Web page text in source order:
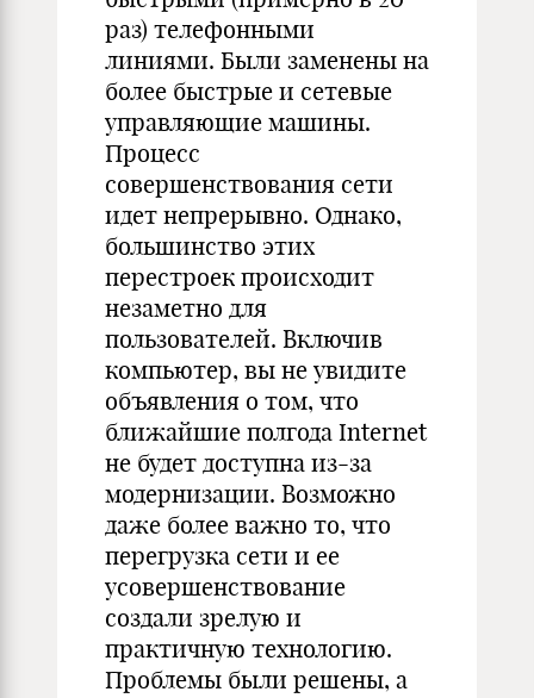
раз) телефонными
линиями. Были заменены на
более быстрые и сетевые
управляющие машины.
Процесс
совершенствования сети
идет непрерывно. Однако,
большинство этих
перестроек происходит
незаметно для
пользователей. Включив
компьютер, вы не увидите
объявления о том, что
ближайшие полгода Internet
не будет доступна из-за
модернизации. Возможно
даже более важно то, что
перегрузка сети и ее
усовершенствование
создали зрелую и
практичную технологию.
Проблемы были решены, а